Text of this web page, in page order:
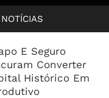
E Seguro
Converter
Histórico Em
Perto Do Mínimo
Espera Dos